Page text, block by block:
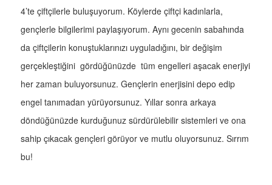
4’te çiftçilerle buluşuyorum. Köylerde çiftçi kadınlarla,
gençlerle bilgilerimi paylaşıyorum. Aynı gecenin sabahında
da çiftçilerin konuştuklarınızı uyguladığını, bir değişim
gerçekleştiğini gördüğünüzde tüm engelleri aşacak enerjiyi
her zaman buluyorsunuz. Gençlerin enerjisini depo edip
engel tanımadan yürüyorsunuz. Yıllar sonra arkaya
döndüğünüzde kurduğunuz sürdürülebilir sistemleri ve ona
sahip çıkacak gençleri görüyor ve mutlu oluyorsunuz. Sırrım
bu!